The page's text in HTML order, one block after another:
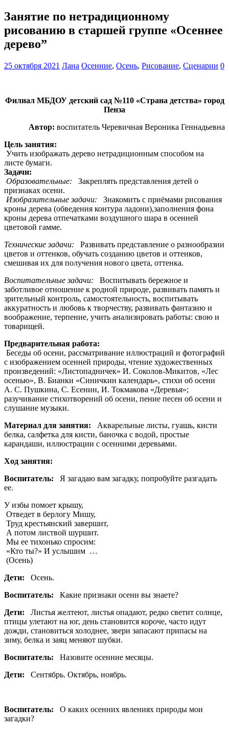
Занятие по нетрадиционному
рисованию в старшей группе «Осеннее
дерево”
25 октября 2021 Лана Осенние, Осень, Рисование, Сценарии 0
Филиал МБДОУ детский сад №110 «Страна детства» город
Пенза
Автор: воспитатель Черевичная Вероника Геннадьевна
Цель занятия:
Учить изображать дерево нетрадиционным способом на
листе бумаги.
Задачи:
Образовательные: Закреплять представления детей о
признаках осени.
Изобразительные задачи: Знакомить с приёмами рисования
кроны дерева (обведения контура ладони),заполнения фона
кроны дерева отпечатками воздушного шара в осенней
цветовой гамме.
Технические задачи: Развивать представление о разнообразии
цветов и оттенков, обучать созданию цветов и оттенков,
смешивая их для получения нового цвета, оттенка.
Воспитательные задачи: Воспитывать бережное и
заботливое отношение к родной природе, развивать память и
зрительный контроль, самостоятельность, воспитывать
аккуратность и любовь к творчеству, развивать фантазию и
воображение, терпение, учить анализировать работы: свою и
товарищей.
Предварительная работа:
Беседы об осени, рассматривание иллюстраций и фотографий
с изображением осенней природы, чтение художественных
произведений: «Листопадничек» И. Соколов-Микитов, «Лес
осенью», В. Бианки «Синичкин календарь», стихи об осени
А. С. Пушкина, С. Есенин, И. Токмакова «Деревья»;
разучивание стихотворений об осени, пение песен об осени и
слушание музыки.
Материал для занятия: Акварельные листы, гуашь, кисти
белка, салфетка для кисти, баночка с водой, простые
карандаши, иллюстрации с осенними деревьями.
Ход занятия:
Воспитатель: Я загадаю вам загадку, попробуйте разгадать
ее.
У избы помоет крышу,
Отведет в берлогу Мишу,
Труд крестьянский завершит,
А потом листвой шуршит.
Мы ее тихонько спросим:
«Кто ты?» И услышим …
(Осень)
Дети: Осень.
Воспитатель: Какие признаки осени вы знаете?
Дети: Листья желтеют, листья опадают, редко светит солнце,
птицы улетают на юг, день становится короче, часто идут
дожди, становиться холоднее, звери запасают припасы на
зиму, белка и заяц меняют шубки.
Воспитатель: Назовите осенние месяцы.
Дети: Сентябрь. Октябрь, ноябрь.
Воспитатель: О каких осенних явлениях природы мои
загадки?